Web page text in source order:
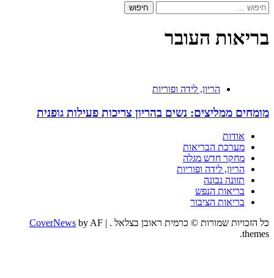
חיפוש:
בריאות העובר
הריון, לידה ופוריות
מומחים ממליצים: נשים בהריון צריכות פעילות גופנית
אודות
מערכת הבריאות
מחקר חדש מגלה
הריון, לידה ופוריות
תזונה נבונה
בריאות הנפש
בריאות הציבור
כל הזכויות שמורות © כרמית ראובן בצלאל . |
CoverNews by AF
themes.